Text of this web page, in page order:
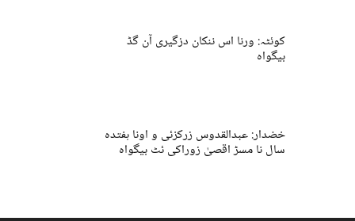
کوئٹہ: ورنا اس ننکان دزگیری آن گڈ
بیگواہ
خضدار: عبدالقدوس زرکزئی و اونا ہفتدہ
سال نا مسڑ اقصیٰ زوراکی ئٹ بیگواہ